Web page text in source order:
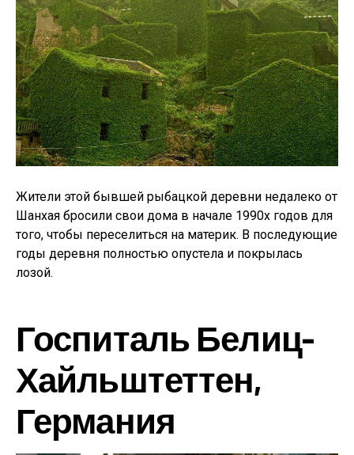
Жители этой бывшей рыбацкой деревни недалеко от
Шанхая бросили свои дома в начале 1990х годов для
того, чтобы переселиться на материк. В последующие
годы деревня полностью опустела и покрылась
лозой.
Госпиталь Белиц-
Хайльштеттен,
Германия